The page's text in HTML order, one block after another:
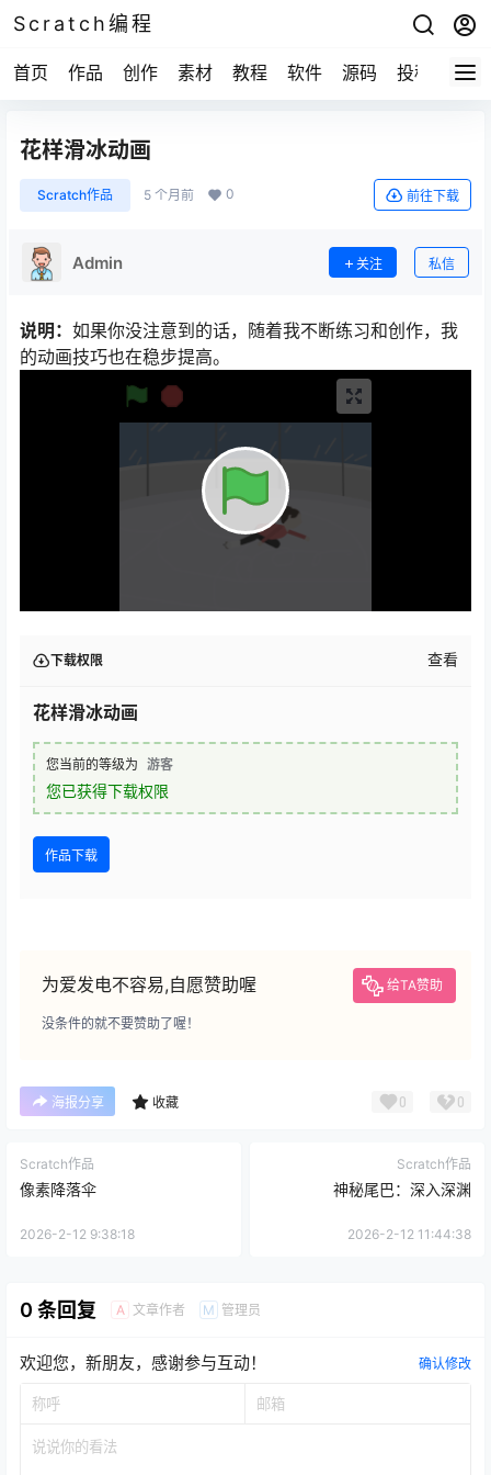
Scratch编程
首页 作品 创作 素材 教程 软件 源码 投稿 关于
花样滑冰动画
Scratch作品 5 个月前 0 前往下载
Admin 关注 私信
说明： 如果你没注意到的话，随着我不断练习和创作，我
的动画技巧也在稳步提高。
下载权限 查看
花样滑冰动画
您当前的等级为 游客
您已获得下载权限
作品下载
为爱发电不容易,自愿赞助喔 给TA赞助
没条件的就不要赞助了喔！
海报分享 收藏 0 0
Scratch作品
像素降落伞
2026-2-12 9:38:18
Scratch作品
神秘尾巴：深入深渊
2026-2-12 11:44:38
0 条回复 A 文章作者 M 管理员
欢迎您，新朋友，感谢参与互动！ 确认修改